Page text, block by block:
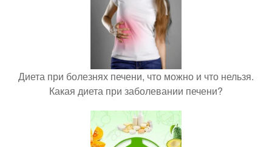
Диета при болезнях печени, что можно и что нельзя.
Какая диета при заболевании печени?